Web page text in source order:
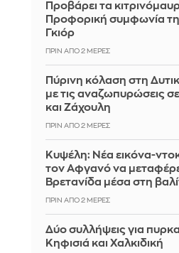
Προβάρει τα
Προφορική συμφωνία
Γκιόρ
ΠΡΙΝ ΑΠΌ 2 ΜΈΡΕΣ
Πύρινη κόλαση στη
με τις αναζωπυρώσεις
και Ζάχουλη
ΠΡΙΝ ΑΠΌ 2 ΜΈΡΕΣ
Κυψέλη: Νέα εικόνα-
τον Αφγανό να
Βρετανίδα μέσα στη
ΠΡΙΝ ΑΠΌ 2 ΜΈΡΕΣ
Δύο συλλήψεις για
Κηφισιά και Χαλκιδική